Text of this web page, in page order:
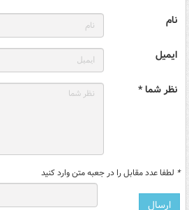
نام
ایمیل
نظر شما *
* لطفا عدد مقابل را در جعبه متن وارد کنید